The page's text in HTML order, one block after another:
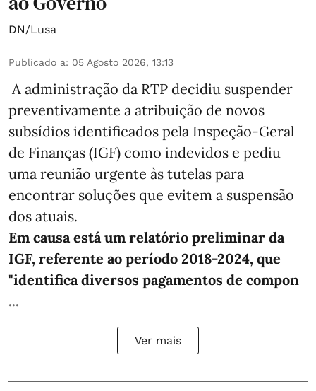
DN/Lusa
Publicado a: 05 Agosto 2026, 13:13
A administração da RTP decidiu suspender
preventivamente a atribuição de novos
subsídios identificados pela Inspeção-Geral
de Finanças (IGF) como indevidos e pediu
uma reunião urgente às tutelas para
encontrar soluções que evitem a suspensão
dos atuais.
Em causa está um relatório preliminar da
IGF, referente ao período 2018-2024, que
"identifica diversos pagamentos de compon
...
Ver mais